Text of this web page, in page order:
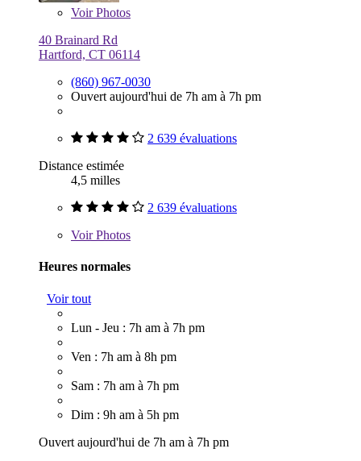
VoirPhotos
40 Brainard Rd
Hartford, CT 06114
(860) 967-0030
Ouvert aujourd'hui de 7h am à 7h pm
2 639 évaluations
Distance estimée
4,5 milles
2 639 évaluations
VoirPhotos
Heures normales
Voir tout
Lun - Jeu : 7h am à 7h pm
Ven : 7h am à 8h pm
Sam : 7h am à 7h pm
Dim : 9h am à 5h pm
Ouvert aujourd'hui de 7h am à 7h pm